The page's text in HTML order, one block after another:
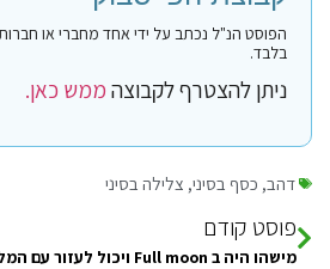
בלבד.
ניתן להצטרף לקבוצהממש כאן.
דהב, כסף בסיני, צלילה בסיני
פוסט קודם
מישהו היה ב Full moon ויכול לעזור עם המלצה או דיס? (אפשר בפרטי) תודה רבה